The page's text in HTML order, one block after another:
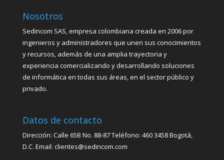
Nosotros
Sedincom SAS, empresa colombiana creada en 2006 por
ingenieros y administradores que unen sus conocimientos
y recursos, además de una amplia trayectoria y
experiencia comercializando y desarrollando soluciones
de informática en todas sus áreas, en el sector público y
privado.
Datos de contacto
Dirección: Calle 65B No. 88-87 Teléfono: 460 3458 Bogotá,
D.C. Email: clientes@sedincom.com